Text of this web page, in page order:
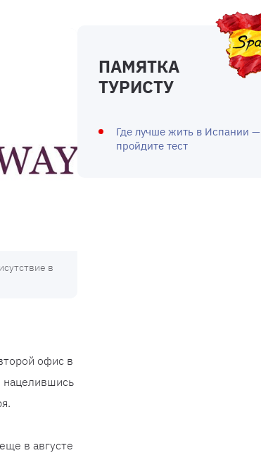
в
офис в
нацелившись
в августе
ПАМЯТКА
ТУРИСТУ
Где лучше жить в Испании —
пройдите тест